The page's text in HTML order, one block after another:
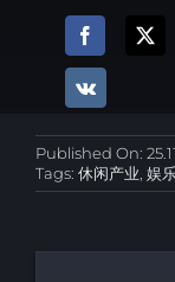
Published On:
Tags: 休闲产业 娱